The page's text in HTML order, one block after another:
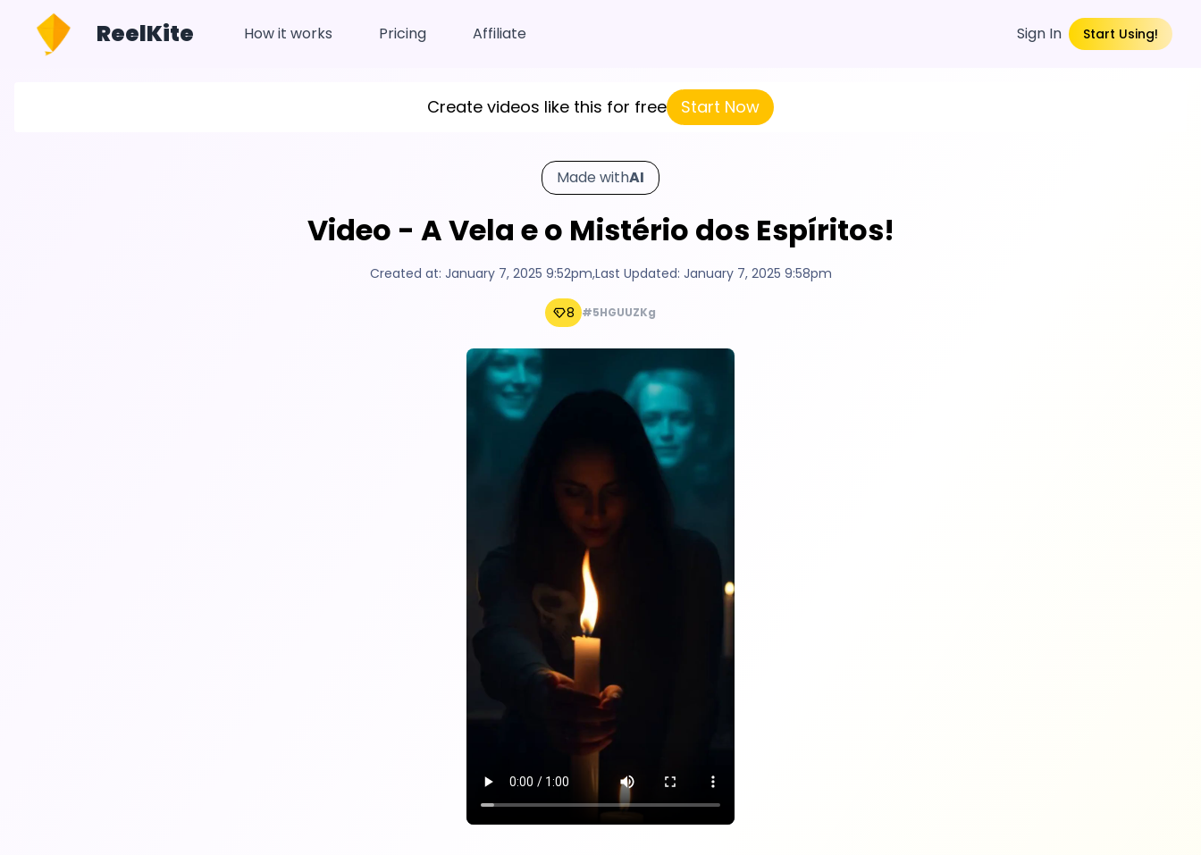
ReelKite How it works Pricing Affiliate Sign In Start Using!
Create videos like this for free Start Now
Made withAI
Video - A Vela e o Mistério dos Espíritos!
Created at: January 7, 2025 9:52pm,Last Updated: January 7, 2025 9:58pm
8 #5HGUUZKg